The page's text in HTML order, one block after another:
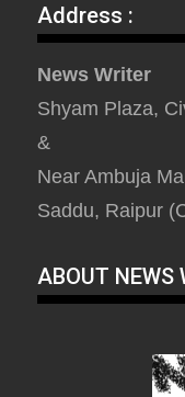
Address :
News Writer
Shyam Plaza,
&
Near Ambuja
Saddu, Raipur
ABOUT NEWS